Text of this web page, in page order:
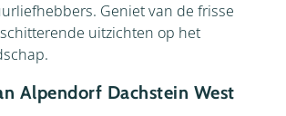
Geniet van de frisse
uitzichten op het
Alpendorf Dachstein West